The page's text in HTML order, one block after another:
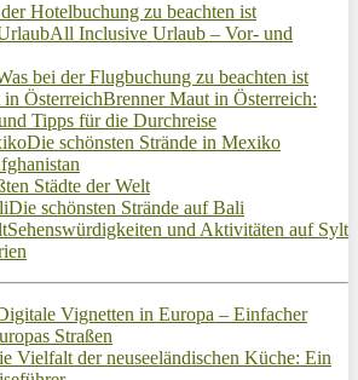
Hotelbuchung zu beachten ist
All Inclusive Urlaub – Vor- und
bei der Flugbuchung zu beachten ist
Brenner Maut in Österreich:
Tipps für die Durchreise
Die schönsten Strände in Mexiko
Städte der Welt
Die schönsten Strände auf Bali
Sehenswürdigkeiten und Aktivitäten auf Sylt
Vignetten in Europa – Einfacher
Straßen
Vielfalt der neuseeländischen Küche: Ein